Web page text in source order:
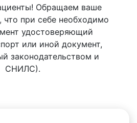
Обращаем ваше
что при себе необходимо
удостоверяющий
или иной документ,
законодательством и
СНИЛС).